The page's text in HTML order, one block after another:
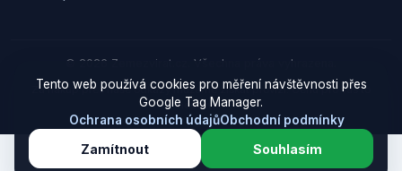
© 2026 Zemezvirat.cz. Všechna práva vyhrazena.
Za nákup přes naše odkazy můžeme získat provizi. Cenu pro vás to
neovlivní.
Tento web používá cookies pro měření návštěvnosti přes
Google Tag Manager.
Ochrana osobních údajůObchodní podmínky
Zamítnout Souhlasím